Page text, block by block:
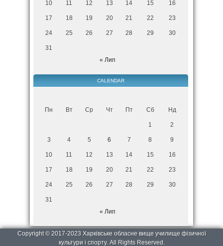
10 11 12 13 14 15 16
17 18 19 20 21 22 23
24 25 26 27 28 29 30
31
« Лип
CALENDAR
Пн Вт Ср Чт Пт Сб Нд
1 2
3 4 5 6 7 8 9
10 11 12 13 14 15 16
17 18 19 20 21 22 23
24 25 26 27 28 29 30
31
« Лип
Copyright © 2017-2023 Харківське обласне вище училище фізичної
культури і спорту. All Rights Reserved.